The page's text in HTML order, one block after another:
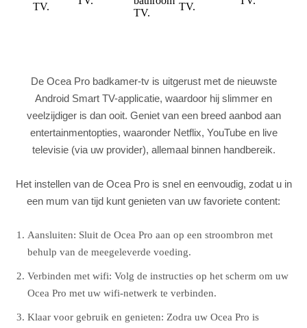
De Ocea Pro badkamer-tv is uitgerust met de nieuwste
Android Smart TV-applicatie, waardoor hij slimmer en
veelzijdiger is dan ooit. Geniet van een breed aanbod aan
entertainmentopties, waaronder Netflix, YouTube en live
televisie (via uw provider), allemaal binnen handbereik.
Het instellen van de Ocea Pro is snel en eenvoudig, zodat u in
een mum van tijd kunt genieten van uw favoriete content:
Aansluiten: Sluit de Ocea Pro aan op een stroombron met
behulp van de meegeleverde voeding.
Verbinden met wifi: Volg de instructies op het scherm om uw
Ocea Pro met uw wifi-netwerk te verbinden.
Klaar voor gebruik en genieten: Zodra uw Ocea Pro is